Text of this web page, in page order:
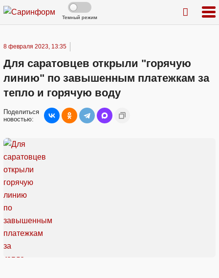
Темный режим
8 февраля 2023, 13:35
Для саратовцев открыли "горячую
линию" по завышенным платежкам за
тепло и горячую воду
Поделиться
новостью: